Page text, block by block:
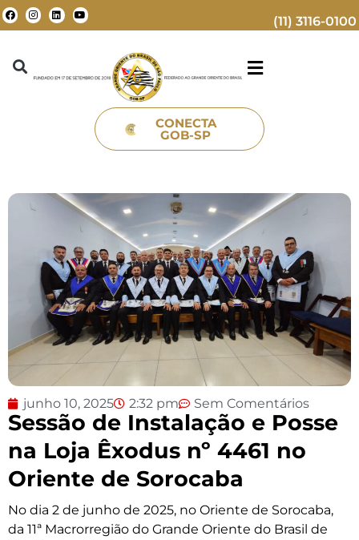
(11) 3116-0100
CONECTA
GOB-SP
junho 10, 2025 2:32 pm Sem Comentários
Sessão de Instalação e Posse
na Loja Êxodus nº 4461 no
Oriente de Sorocaba
No dia 2 de junho de 2025, no Oriente de Sorocaba,
da 11ª Macrorregião do Grande Oriente do Brasil de